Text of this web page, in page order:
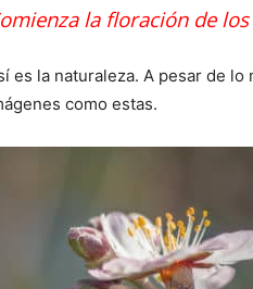
la floración de
es la naturaleza. A pesar de
como estas.